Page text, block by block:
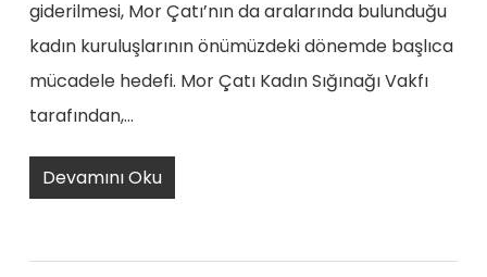
giderilmesi, Mor Çatı’nın da aralarında bulunduğu
kadın kuruluşlarının önümüzdeki dönemde başlıca
mücadele hedefi. Mor Çatı Kadın Sığınağı Vakfı
tarafından,…
Devamını Oku